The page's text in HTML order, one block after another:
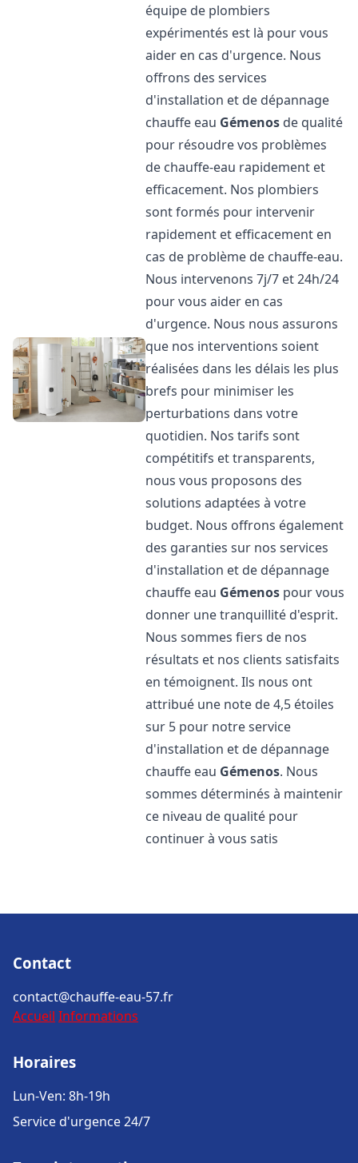
équipe de plombiers
expérimentés est là pour vous
aider en cas d'urgence. Nous
offrons des services
d'installation et de dépannage
chauffe eau Gémenos de qualité
pour résoudre vos problèmes
de chauffe-eau rapidement et
efficacement. Nos plombiers
sont formés pour intervenir
rapidement et efficacement en
cas de problème de chauffe-eau.
Nous intervenons 7j/7 et 24h/24
pour vous aider en cas
d'urgence. Nous nous assurons
que nos interventions soient
réalisées dans les délais les plus
brefs pour minimiser les
perturbations dans votre
quotidien. Nos tarifs sont
compétitifs et transparents,
nous vous proposons des
solutions adaptées à votre
budget. Nous offrons également
des garanties sur nos services
d'installation et de dépannage
chauffe eau Gémenos pour vous
donner une tranquillité d'esprit.
Nous sommes fiers de nos
résultats et nos clients satisfaits
en témoignent. Ils nous ont
attribué une note de 4,5 étoiles
sur 5 pour notre service
d'installation et de dépannage
chauffe eau Gémenos. Nous
sommes déterminés à maintenir
ce niveau de qualité pour
continuer à vous satis
Contact
contact@chauffe-eau-57.fr
Accueil Informations
Horaires
Lun-Ven: 8h-19h
Service d'urgence 24/7